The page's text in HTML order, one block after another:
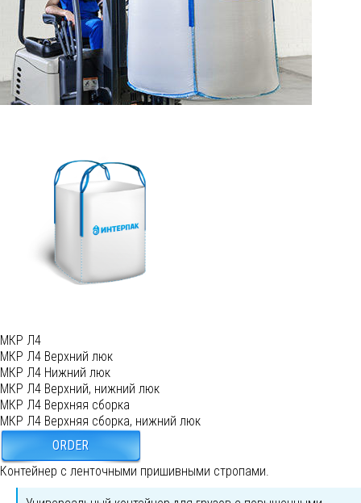
МКР Л4
МКР Л4 Верхний люк
МКР Л4 Нижний люк
МКР Л4 Верхний, нижний люк
МКР Л4 Верхняя сборка
МКР Л4 Верхняя сборка, нижний люк
ORDER
Контейнер с ленточными пришивными стропами.